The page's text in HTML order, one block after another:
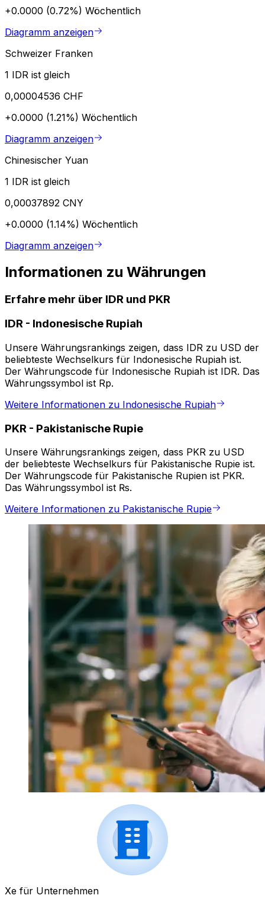
+0.0000 (0.72%) Wöchentlich
Diagramm anzeigen
Schweizer Franken
1 IDR ist gleich
0,00004536 CHF
+0.0000 (1.21%) Wöchentlich
Diagramm anzeigen
Chinesischer Yuan
1 IDR ist gleich
0,00037892 CNY
+0.0000 (1.14%) Wöchentlich
Diagramm anzeigen
Informationen zu Währungen
Erfahre mehr über IDR und PKR
IDR - Indonesische Rupiah
Unsere Währungsrankings zeigen, dass IDR zu USD der
beliebteste Wechselkurs für Indonesische Rupiah ist.
Der Währungscode für Indonesische Rupiah ist IDR. Das
Währungssymbol ist Rp.
Weitere Informationen zu Indonesische Rupiah
PKR - Pakistanische Rupie
Unsere Währungsrankings zeigen, dass PKR zu USD
der beliebteste Wechselkurs für Pakistanische Rupie ist.
Der Währungscode für Pakistanische Rupien ist PKR.
Das Währungssymbol ist ₨.
Weitere Informationen zu Pakistanische Rupie
Xe für Unternehmen